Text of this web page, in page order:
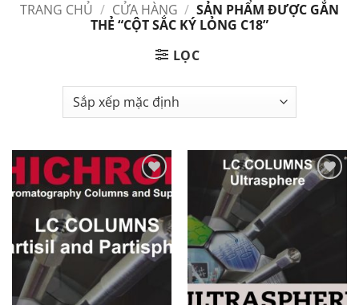
TRANG CHỦ / CỬA HÀNG / SẢN PHẨM ĐƯỢC GẮN
THẺ “CỘT SẮC KÝ LỎNG C18”
LỌC
Add to
Wishlist
Add to